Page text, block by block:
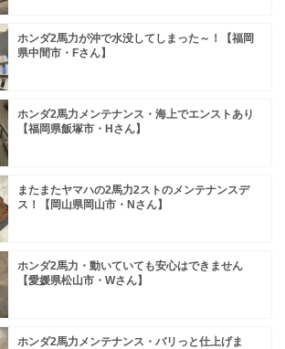
ホンダ2馬力が沖で水没してしまった～！【福岡
県中間市・Fさん】
ホンダ2馬力メンテナンス・海上でエンストあり
【福岡県飯塚市・Hさん】
またまたヤマハの2馬力2ストのメンテナンスデ
ス！【岡山県岡山市・Nさん】
ホンダ2馬力・動いていても安心はできません
【愛媛県松山市・Wさん】
ホンダ2馬力メンテナンス・バリっと仕上げま